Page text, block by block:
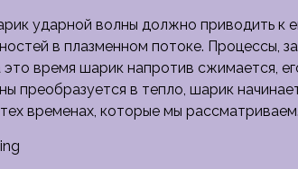
ударной волны должно приводить к
в плазменном потоке. Процессы,
это время шарик напротив сжимается,
преобразуется в тепло, шарик
временах, которые мы рассматриваем.